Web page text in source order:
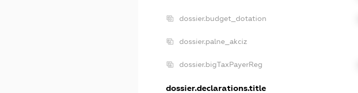
dossier.budget_dotation
dossier.palne_akciz
dossier.bigTaxPayerReg
dossier.declarations.title